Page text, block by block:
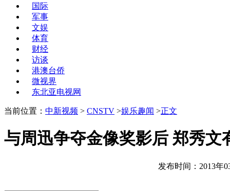
国际
军事
文娱
体育
财经
访谈
港澳台侨
微视界
东北亚电视网
当前位置： 中新视频 > CNSTV >娱乐趣闻 >正文
与周迅争夺金像奖影后 郑秀文
发布时间：2013年